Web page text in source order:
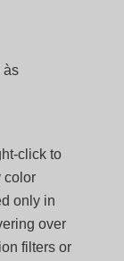
às
click to
color
only in
over
filters or